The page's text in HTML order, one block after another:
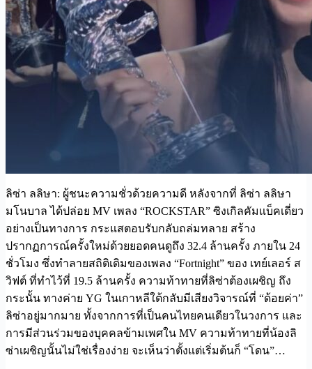
ลิซ่า ลลิษา: ผู้ชนะความชั่วด้วยความดี หลังจากที่ ลิซ่า ลลิษา
มโนบาล ได้ปล่อย MV เพลง “ROCKSTAR” ซิงเกิลคัมแบ็คเดี่ยว
อย่างเป็นทางการ กระแสตอบรับกลับถล่มทลาย สร้าง
ปรากฏการณ์ครั้งใหม่ด้วยยอดคนดูถึง 32.4 ล้านครั้ง ภายใน 24
ชั่วโมง ซึ่งทำลายสถิติเดิมของเพลง “Fortnight” ของ เทย์เลอร์ ส
วิฟต์ ที่ทำไว้ที่ 19.5 ล้านครั้ง ความท้าทายที่ลิซ่าต้องเผชิญ ถึง
กระนั้น ทางค่าย YG ในเกาหลีใต้กลับมีเสียงวิจารณ์ที่ “ด้อยค่า”
ลิซ่าอยู่มากมาย ทั้งจากการที่เป็นคนไทยคนเดียวในวงการ และ
การมีส่วนร่วมของบุคคลข้ามเพศใน MV ความท้าทายที่น้องลิ
ซ่าเผชิญนั้นไม่ใช่เรื่องง่าย จะเห็นว่าตั้งแต่เริ่มต้นก็ “โดน”…